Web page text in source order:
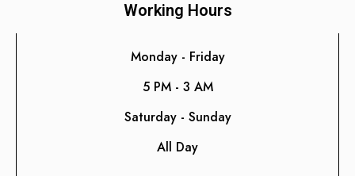
Consultoría de Gestión
Manufactura y Producción
Comunicación y Entretenimiento
Working Hours
Monday - Friday
5 PM - 3 AM
Saturday - Sunday
All Day